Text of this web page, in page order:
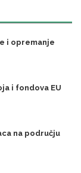
i opremanje
i fondova EU
na području